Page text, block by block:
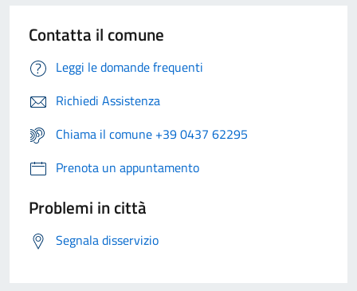
Contatta il comune
Leggi le domande frequenti
Richiedi Assistenza
Chiama il comune +39 0437 62295
Prenota un appuntamento
Problemi in città
Segnala disservizio